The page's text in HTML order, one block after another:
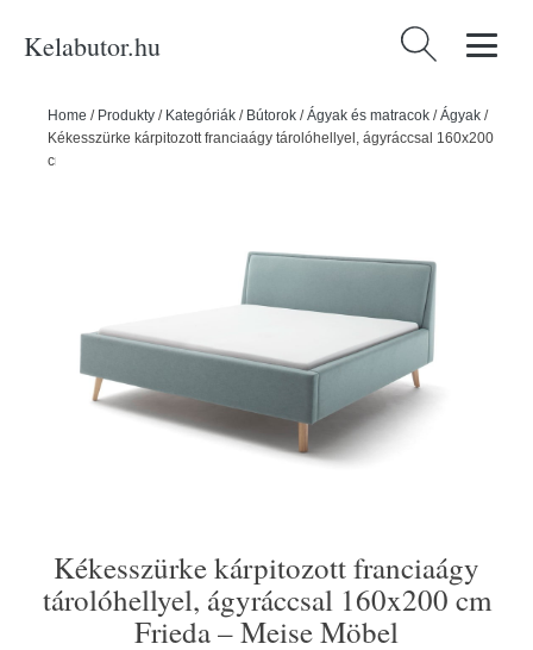
Kelabutor.hu Keresés:
Home / Produkty / Kategóriák / Bútorok /Ágyak és matracok /Ágyak /
Kékesszürke kárpitozott franciaágy tárolóhellyel, ágyráccsal 160x200
cm Frieda – Meise Möbel
Kékesszürke kárpitozott franciaágy
tárolóhellyel, ágyráccsal 160x200 cm
Frieda – Meise Möbel